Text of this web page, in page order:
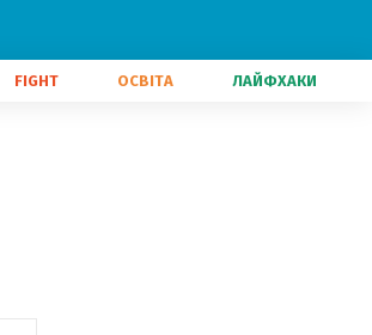
FIGHT ОСВІТА ЛАЙФХАКИ